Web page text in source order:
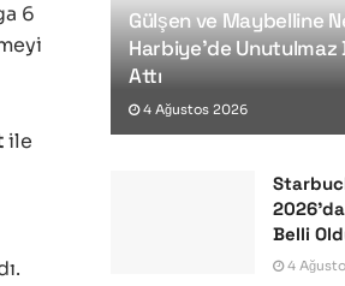
6
ile
Gülşen ve Maybelline
Harbiye’de Unutulmaz
Attı
4 Ağustos 2026
Belli
4